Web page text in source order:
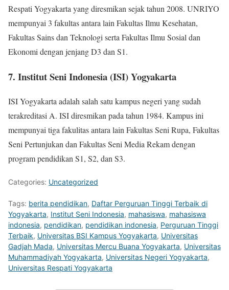
Respati Yogyakarta yang diresmikan sejak tahun 2008. UNRIYO
mempunyai 3 fakultas antara lain Fakultas Ilmu Kesehatan,
Fakultas Sains dan Teknologi serta Fakultas Ilmu Sosial dan
Ekonomi dengan jenjang D3 dan S1.
7. Institut Seni Indonesia (ISI) Yogyakarta
ISI Yogyakarta adalah salah satu kampus negeri yang sudah
terakreditasi A. ISI diresmikan pada tahun 1984. Kampus ini
mempunyai tiga fakulitas antara lain Fakultas Seni Rupa, Fakultas
Seni Pertunjukan dan Fakultas Seni Media Rekam dengan
program pendidikan S1, S2, dan S3.
Categories: Uncategorized
Tags: berita pendidikan, Daftar Perguruan Tinggi Terbaik di
Yogyakarta, Institut Seni Indonesia, mahasiswa, mahasiswa
indonesia, pendidikan, pendidikan indonesia, Perguruan Tinggi
Terbaik, Universitas BSI Kampus Yogyakarta, Universitas
Gadjah Mada, Universitas Mercu Buana Yogyakarta, Universitas
Muhammadiyah Yogyakarta, Universitas Negeri Yogyakarta,
Universitas Respati Yogyakarta